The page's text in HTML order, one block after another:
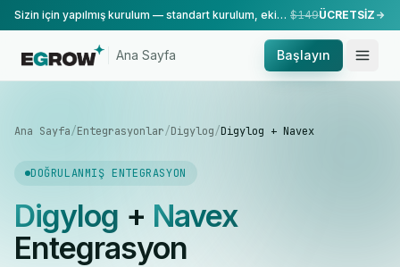
Sizin için yapılmış kurulum — standart kurulum, ekibimiz tarafından yapılır. $149ÜCRETSİZ
Ana Sayfa Başlayın
Ana Sayfa/Entegrasyonlar/Digylog/Digylog + Navex
DOĞRULANMIŞ ENTEGRASYON
Digylog + Navex
Entegrasyon